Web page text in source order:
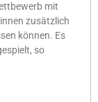
mit
zusätzlich
können. Es
so